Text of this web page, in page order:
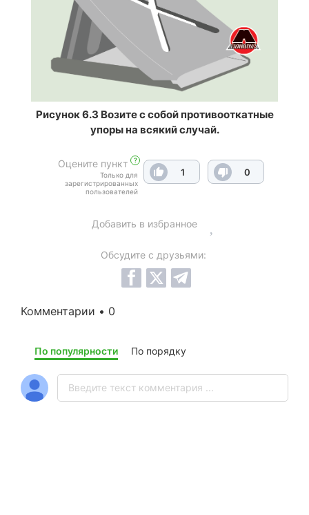
Рисунок 6.3 Возите с собой противооткатные
упоры на всякий случай.
Оцените пункт ?
Только для
зарегистрированных
пользователей
1 0
Добавить в избранное
Обсудите с друзьями:
Комментарии • 0
По популярности По порядку